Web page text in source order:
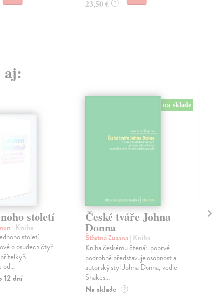
23,50 € ?
aj:
století
| Kniha
století
o osudech čtyř
od...
12 dní
na sklade
České tváře Johna
Donna
Šťastná Zuzana| Kniha
Kniha českému čtenáři poprvé
podrobně představuje osobnost a
autorský styl Johna Donna, vedle
Shakes...
Na sklade ?